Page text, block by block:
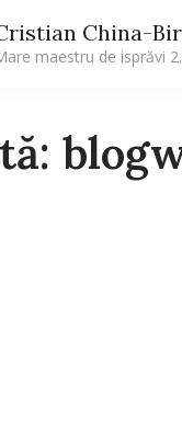
China-
maestru de isprăvi